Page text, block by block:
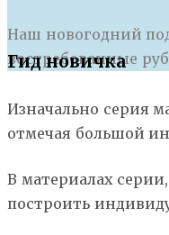
Наш новогодний
востребованные
Гид новичка
Изначально серия
отмечая большой
В материалах
построить